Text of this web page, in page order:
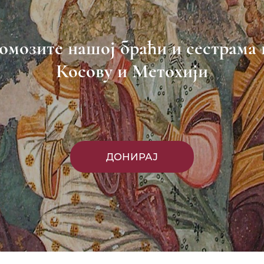
нашој браћи и сестрама
Косову и Метохији
ДОНИРАЈ